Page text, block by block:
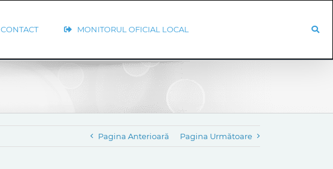
CONTACT MONITORUL OFICIAL LOCAL
Pagina Anterioară Pagina Următoare